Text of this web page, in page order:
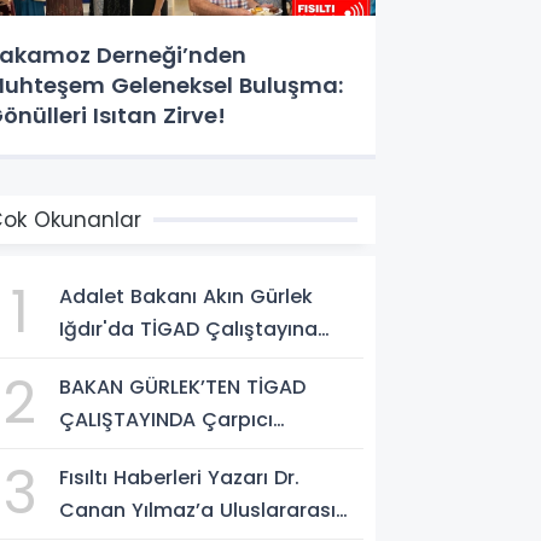
Derneği’nden
Geleneksel Buluşma:
Isıtan Zirve!
Okunanlar
1
Adalet Bakanı Akın Gürlek
Iğdır'da TİGAD Çalıştayına
Sosyal Medya Düzenlemesi
Mesajı
2
BAKAN GÜRLEK’TEN TİGAD
ÇALIŞTAYINDA Çarpıcı
Yeni Bir Aydınlığa Uyanacağız"
3
Fısıltı Haberleri Yazarı Dr.
Canan Yılmaz’a Uluslararası